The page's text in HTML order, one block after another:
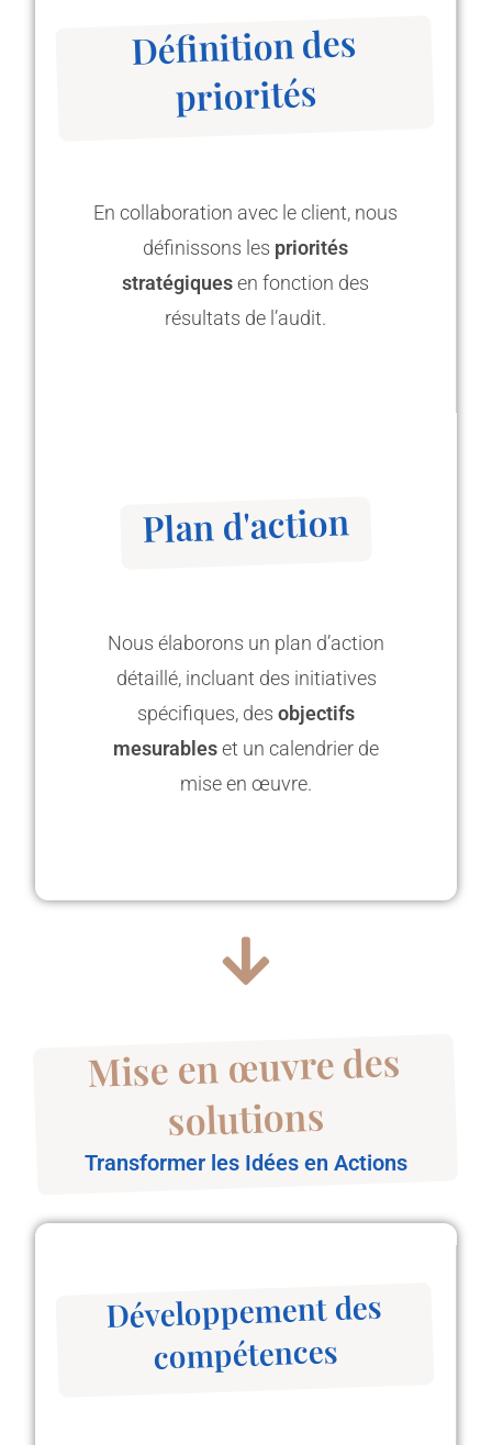
Définition des
priorités
En collaboration avec le client, nous
définissons les priorités
stratégiquesen fonction des
résultats de l’audit.
Plan d'action
Nous élaborons un plan d’action
détaillé, incluant des initiatives
spécifiques, des objectifs
mesurableset un calendrier de
mise en œuvre.
Mise en œuvre des
solutions
Transformer les Idées en Actions
Développement des
compétences